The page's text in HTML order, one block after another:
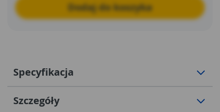
Dodaj do koszyka
Specyfikacja
Szczegóły